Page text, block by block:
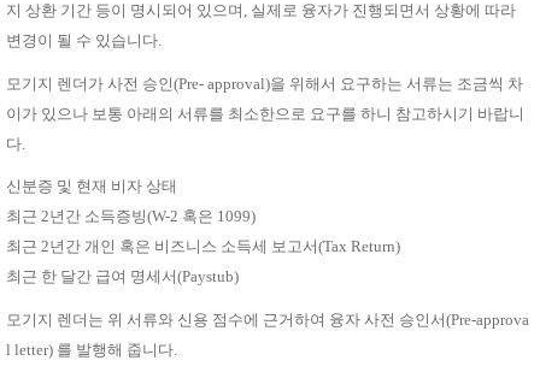
지 상환 기간 등이 명시되어 있으며 , 실제로 융자가 진행되면서 상황에 따라
변경이 될 수 있습니다.
모기지 렌더가 사전 승인(Pre- approval)을 위해서 요구하는 서류는 조금씩 차
이가 있으나 보통 아래의 서류를 최소한으로 요구를 하니 참고하시기 바랍니
다.
신분증 및 현재 비자 상태
최근 2년간 소득증빙(W-2 혹은 1099)
최근 2년간 개인 혹은 비즈니스 소득세 보고서(Tax Return)
최근 한 달간 급여 명세서(Paystub)
모기지 렌더는 위 서류와 신용 점수에 근거하여 융자 사전 승인서(Pre-approva
l letter) 를 발행해 줍니다